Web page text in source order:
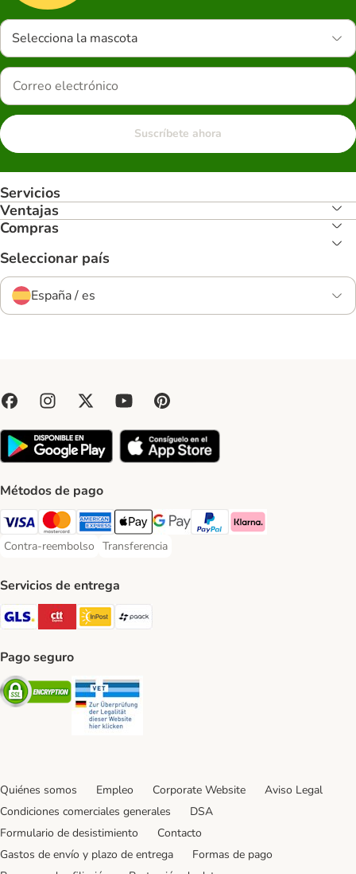
Selecciona la mascota
Suscríbete ahora
Servicios
Ventajas
Compras
Seleccionar país
España / es
Métodos de pago
Visa Payment Method
Mastercard Payment Method
American Express Payment Method
Apple Pay Payment Method
Google Pay Payment Method
PayPal Payment Method
Klarna Payment Method
Contra-reembolso
Contra-reembolso Payment Method
Transferencia
Transferencia Payment Method
Servicios de entrega
GLS Shipping Method
CTTExpress Shipping Method
InPost Shipping Method
paack Shipping Method
Pago seguro
Security
Quiénes somos Empleo Corporate Website
Aviso Legal
Condiciones comerciales generales
DSA
Formulario de desistimiento
Contacto
Gastos de envío y plazo de entrega
Formas de pago